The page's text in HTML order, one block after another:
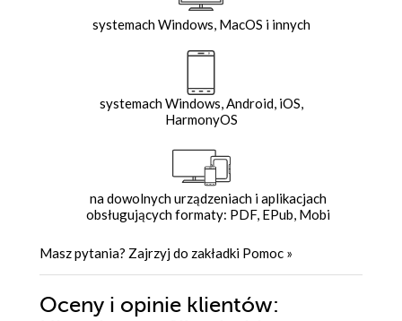
systemach Windows, MacOS i innych
systemach Windows, Android, iOS,
HarmonyOS
na dowolnych urządzeniach i aplikacjach
obsługujących formaty: PDF, EPub, Mobi
Masz pytania? Zajrzyj do zakładki Pomoc »
Oceny i opinie klientów: